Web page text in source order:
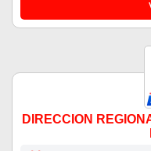
DIRECCION